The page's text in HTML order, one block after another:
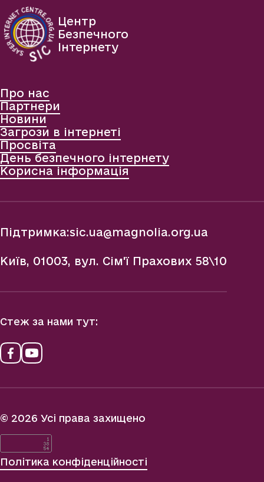
Центр
Безпечного
Інтернету
Про нас
Партнери
Новини
Загрози в інтернеті
Просвіта
День безпечного інтернету
Корисна інформація
Підтримка:sic.ua@magnolia.org.ua
Київ, 01003, вул. Сім'ї Прахових 58\10
Стеж за нами тут:
© 2026 Усі права захищено
Політика конфіденційності